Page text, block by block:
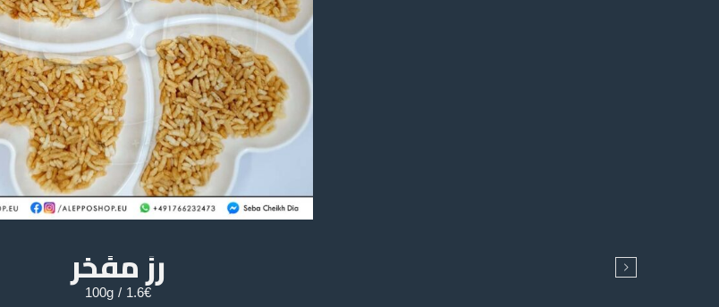
رز مفخر
1.6€ / 100g